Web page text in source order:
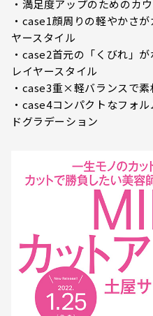
・満足度アップのためのカ
・case1顔周りの軽やかさ
ヤースタイル
・case2首元の「くびれ」
レイヤースタイル
・case3重×軽バランスで
・case4コンパクトなフォ
ドグラデーション